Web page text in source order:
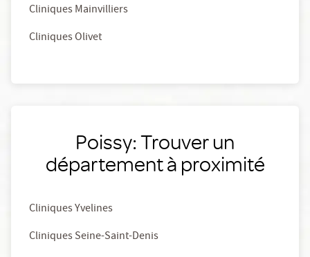
Cliniques Mainvilliers
Cliniques Olivet
Poissy: Trouver un
département à proximité
Cliniques Yvelines
Cliniques Seine-Saint-Denis